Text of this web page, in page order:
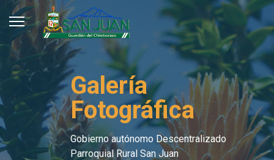
Galería
Fotográfica
Gobierno autónomo Descentralizado
Parroquial Rural San Juan